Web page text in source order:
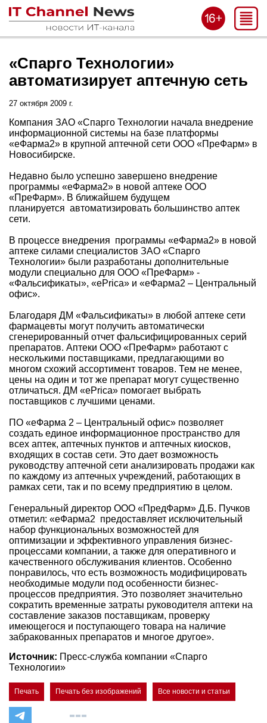
«Спарго Технологии»
автоматизирует аптечную сеть
27 октября 2009 г.
Компания ЗАО «Спарго Технологии начала внедрение
информационной системы на базе платформы
«еФарма2» в крупной аптечной сети ООО «ПреФарм» в
Новосибирске.
Недавно было успешно завершено внедрение
программы «еФарма2» в новой аптеке ООО
«ПреФарм». В ближайшем будущем
планируется автоматизировать большинство аптек
сети.
В процессе внедрения программы «еФарма2» в новой
аптеке силами специалистов ЗАО «Спарго
Технологии» были разработаны дополнительные
модули специально для ООО «ПреФарм» -
«Фальсификаты», «ePrica» и «еФарма2 – Центральный
офис».
Благодаря ДМ «Фальсификаты» в любой аптеке сети
фармацевты могут получить автоматически
сгенерированный отчет фальсифицированных серий
препаратов. Аптеки ООО «ПреФарм» работают с
несколькими поставщиками, предлагающими во
многом схожий ассортимент товаров. Тем не менее,
цены на один и тот же препарат могут существенно
отличаться. ДМ «ePrica» помогает выбрать
поставщиков с лучшими ценами.
ПО «еФарма 2 – Центральный офис» позволяет
создать единое информационное пространство для
всех аптек, аптечных пунктов и аптечных киосков,
входящих в состав сети. Это дает возможность
руководству аптечной сети анализировать продажи как
по каждому из аптечных учреждений, работающих в
рамках сети, так и по всему предприятию в целом.
Генеральный директор ООО «ПредФарм» Д.Б. Пучков
отметил: «еФарма2 предоставляет исключительный
набор функциональных возможностей для
оптимизации и эффективного управления бизнес-
процессами компании, а также для оперативного и
качественного обслуживания клиентов. Особенно
понравилось, что есть возможность модифицировать
необходимые модули под особенности бизнес-
процессов предприятия. Это позволяет значительно
сократить временные затраты руководителя аптеки на
составление заказов поставщикам, проверку
имеющегося и поступающего товара на наличие
забракованных препаратов и многое другое».
Источник: Пресс-служба компании «Спарго
Технологии»
Печать Печать без изображений Все новости и статьи